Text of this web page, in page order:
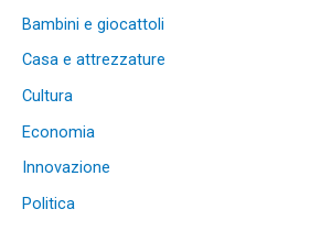
Bambini e giocattoli
Casa e attrezzature
Cultura
Economia
Innovazione
Politica